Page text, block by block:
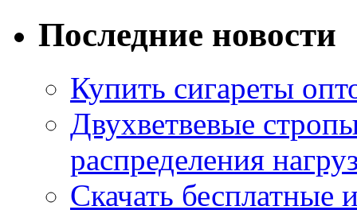
Последние новости
Купить сигареты
Двухветвевые
распределения
Скачать